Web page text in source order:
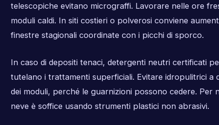
telescopiche evitano micrograffi. Lavorare nelle ore
moduli caldi. In siti costieri o polverosi conviene
finestre stagionali coordinate con i picchi di sporco.
In caso di depositi tenaci, detergenti neutri certificati
tutelano i trattamenti superficiali. Evitare idropulitrici a
dei moduli, perché le guarnizioni possono cedere. Per
neve è soffice usando strumenti plastici non abrasivi.